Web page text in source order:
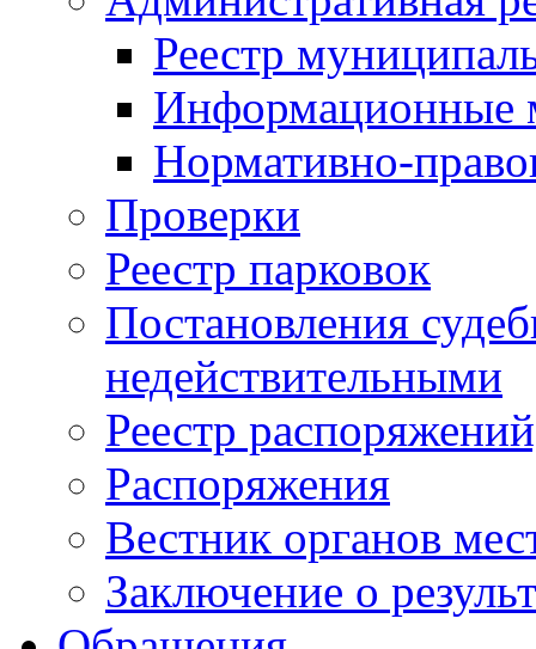
Реестр
Информационные
Нормативно-
Проверки
Реестр парковок
Постановления
недействительными
Реестр
Распоряжения
Вестник органов
Заключение о